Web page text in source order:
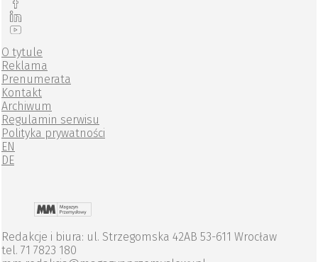
O tytule
Reklama
Prenumerata
Kontakt
Archiwum
Regulamin serwisu
Polityka prywatności
EN
DE
Redakcje i biura: ul. Strzegomska 42AB 53-611 Wrocław
tel. 71 7823 180